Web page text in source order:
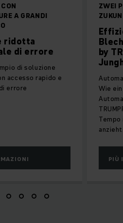
A GRANDI
ridotta
di errore
di soluzione
accesso rapido e
errore
ZWEI
by
Wie
PIÙ